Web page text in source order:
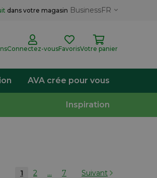
dans votre magasin BusinessFR
Connectez-vousFavorisVotre panier
AVA crée pour vous
Inspiration
1 2 ... 7 Suivant